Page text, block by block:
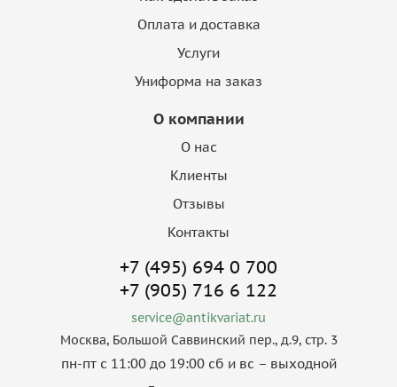
Оплата и доставка
Услуги
Униформа на заказ
О компании
О нас
Клиенты
Отзывы
Контакты
+7 (495) 694 0 700
+7 (905) 716 6 122
service@antikvariat.ru
Москва, Большой Саввинский пер., д.9, стр. 3
пн-пт с 11:00 до 19:00 сб и вс – выходной